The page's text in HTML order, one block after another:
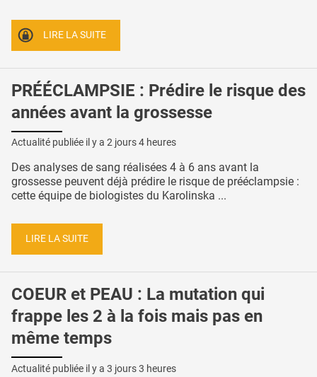
LIRE LA SUITE
PRÉÉCLAMPSIE : Prédire le risque des
années avant la grossesse
Actualité publiée il y a 2 jours 4 heures
Des analyses de sang réalisées 4 à 6 ans avant la
grossesse peuvent déjà prédire le risque de prééclampsie :
cette équipe de biologistes du Karolinska ...
LIRE LA SUITE
COEUR et PEAU : La mutation qui
frappe les 2 à la fois mais pas en
même temps
Actualité publiée il y a 3 jours 3 heures